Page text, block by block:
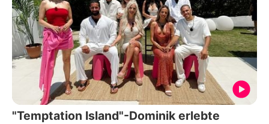
"Temptation Island"-Dominik erlebte